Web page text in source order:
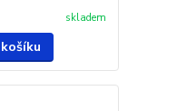
skladem